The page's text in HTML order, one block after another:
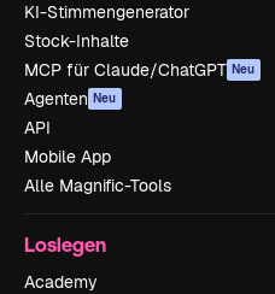
KI-Stimmengenerator
Stock-Inhalte
MCP für Claude/ChatGPT Neu
Agenten Neu
API
Mobile App
Alle Magnific-Tools
Loslegen
Academy